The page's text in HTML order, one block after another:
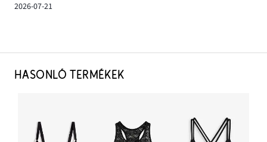
2026-07-21
HASONLÓ TERMÉKEK